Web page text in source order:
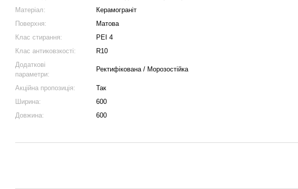
Матеріал:
Керамограніт
Поверхня:
Матова
Клас стирання:
PEI 4
Клас антиковзкості:
R10
Додаткові
параметри:
Ректифікована / Морозостійка
Акційна пропозиція:
Так
Ширина:
600
Довжина:
600